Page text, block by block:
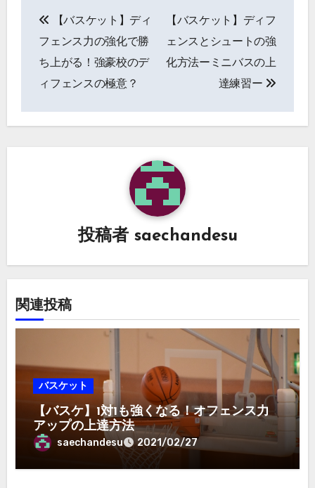
稿
ナ
ビ
ゲ
【バスケット】ディ
フェンス力の強化で勝
ち上がる！強豪校のデ
ィフェンスの極意？
【バスケット】ディフ
ェンスとシュートの強
化方法ーミニバスの上
達練習ー
投稿者 saechandesu
関連投稿
バスケット
【バスケ】1対1も強くなる！オフェンス力
アップの上達方法
saechandesu 2021/02/27